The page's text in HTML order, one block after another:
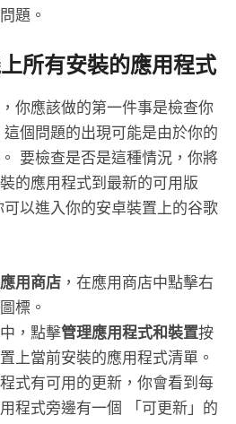
題。
所有安裝的應用程式
你應該做的第一件事是檢查你
個問題的出現可能是由於你的
要檢查是否是這種情況，你將
的應用程式到最新的可用版
以進入你的安卓裝置上的谷歌
用商店 ，在應用商店中點擊右
標。
，點擊管理應用程式和裝置按
上當前安裝的應用程式清單。
式有可用的更新，你會看到每
程式旁邊有一個 「可更新」的